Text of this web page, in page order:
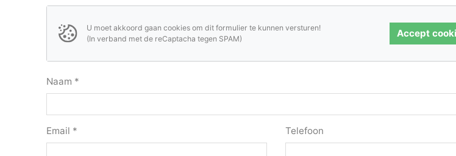
U moet akkoord gaan cookies om dit formulier te kunnen versturen!
(In verband met de reCaptacha tegen SPAM)
Accept
Naam *
Email * Telefoon